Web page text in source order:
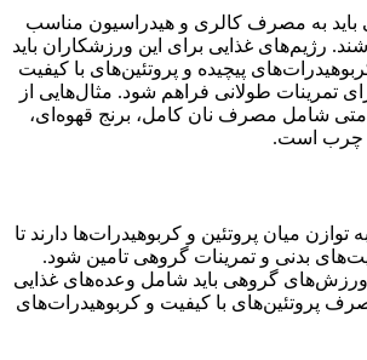
باید به مصرف کالری و هیدراسیون مناسب
رژیم‌های غذایی برای این ورزشکاران باید
پیچیده و پروتئین‌های با کیفیت
تمرینات طولانی فراهم شود. مثال‌هایی از
شامل مصرف نان کامل، برنج قهوه‌ای،
چرب است.
میان پروتئین و کربوهیدرات‌ها دارند تا
بدنی و تمرینات گروهی تامین شود.
ورزش‌های گروهی باید شامل وعده‌های غذایی
پروتئین‌های با کیفیت و کربوهیدرات‌های